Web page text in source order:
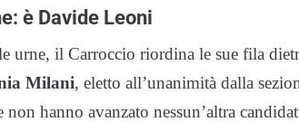
è Davide Leoni
urne, il Carroccio riordina le sue fila
Milani, eletto all’unanimità dalla
hanno avanzato nessun’altra